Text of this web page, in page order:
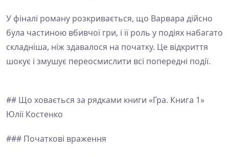
У фіналі роману розкривається, що Варвара дійсно
була частиною вбивчої гри, і її роль у подіях набагато
складніша, ніж здавалося на початку. Це відкриття
шокує і змушує переосмислити всі попередні події.
## Що ховається за рядками книги «Гра. Книга 1»
Юлії Костенко
### Початкові враження